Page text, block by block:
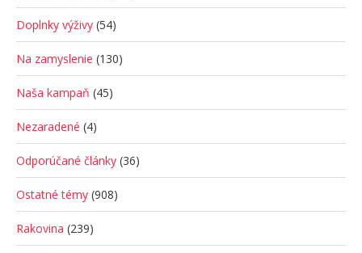
Doplnky výživy (54)
Na zamyslenie (130)
Naša kampaň (45)
Nezaradené (4)
Odporúčané články (36)
Ostatné témy (908)
Rakovina (239)